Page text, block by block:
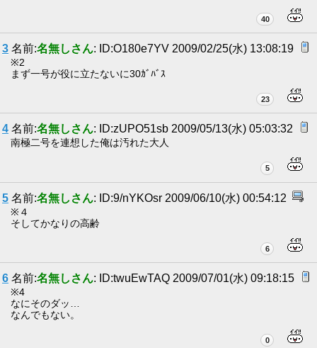
40
3 名前:名無しさん: ID:O180e7YV 2009/02/25(水) 13:08:19
※2
まず一号が役に立たないに30ｶﾞﾊﾞｽ
23
4 名前:名無しさん: ID:zUPO51sb 2009/05/13(水) 05:03:32
南極二号を連想した俺は汚れた大人
5
5 名前:名無しさん: ID:9/nYKOsr 2009/06/10(水) 00:54:12
※４
そしてかなりの高齢
6
6 名前:名無しさん: ID:twuEwTAQ 2009/07/01(水) 09:18:15
※4
なにそのダッ…
なんでもない。
0